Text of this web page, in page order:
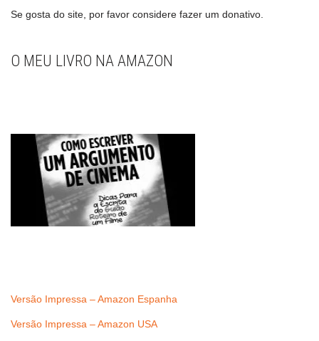
Se gosta do site, por favor considere fazer um donativo.
O MEU LIVRO NA AMAZON
Versão Impressa – Amazon Espanha
Versão Impressa – Amazon USA